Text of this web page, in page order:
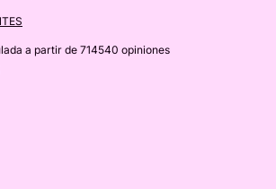
a partir de 714540 opiniones